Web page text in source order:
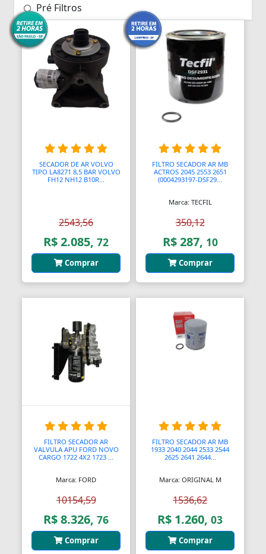
Pré Filtros
SECADOR DE AR VOLVO
TIPO LA8271 8,5 BAR VOLVO
FH12 NH12 B10R...
2543,56
R$ 2.085, 72
Comprar
FILTRO SECADOR AR MB
ACTROS 2045 2553 2651
(0004293197-DSF29...
Marca: TECFIL
350,12
R$ 287, 10
Comprar
FILTRO SECADOR AR
VALVULA APU FORD NOVO
CARGO 1722 4X2 1723 ...
Marca: FORD
10154,59
R$ 8.326, 76
Comprar
FILTRO SECADOR AR MB
1933 2040 2044 2533 2544
2625 2641 2644...
Marca: ORIGINAL M
1536,62
R$ 1.260, 03
Comprar